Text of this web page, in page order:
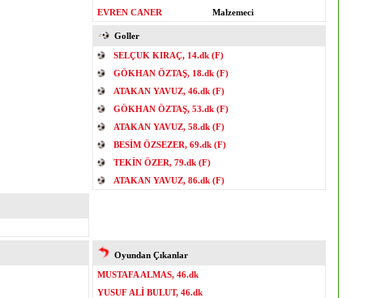
EVREN CANER
Malzemeci
Goller
SELÇUK KIRAÇ, 14.dk (F)
GÖKHAN ÖZTAŞ, 18.dk (F)
ATAKAN YAVUZ, 46.dk (F)
GÖKHAN ÖZTAŞ, 53.dk (F)
ATAKAN YAVUZ, 58.dk (F)
BESİM ÖZSEZER, 69.dk (F)
TEKİN ÖZER, 79.dk (F)
ATAKAN YAVUZ, 86.dk (F)
Oyundan Çıkanlar
MUSTAFA ALMAS, 46.dk
YUSUF ALİ BULUT, 46.dk